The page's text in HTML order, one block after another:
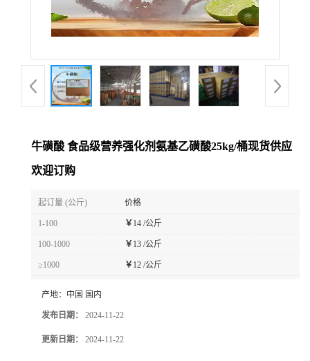
牛磺酸 食品级营养强化剂氨基乙磺酸25kg/桶现货供应
欢迎订购
起订量 (公斤) 价格
1-100 ￥ 14 /公斤
100-1000 ￥ 13 /公斤
≥1000 ￥ 12 /公斤
产地： 中国 国内
发布日期： 2024-11-22
更新日期： 2024-11-22